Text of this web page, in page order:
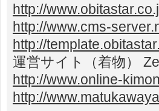
http://
http://www.cms-
http://
運営サイト（着物）
http://www.online-
http://